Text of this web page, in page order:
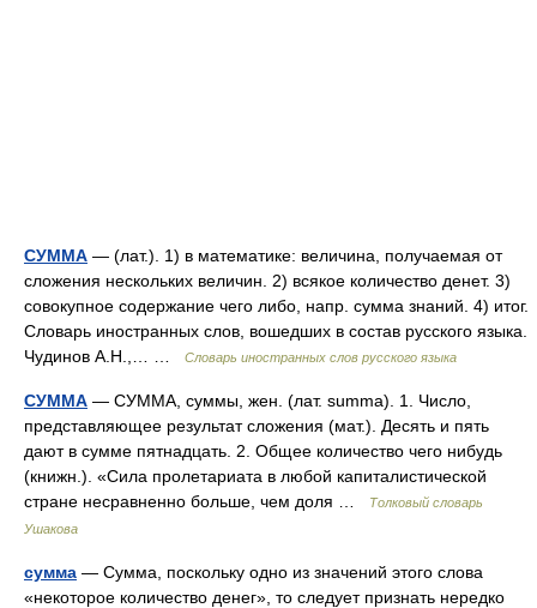
СУММА — (лат.). 1) в математике: величина, получаемая от
сложения нескольких величин. 2) всякое количество денет. 3)
совокупное содержание чего либо, напр. сумма знаний. 4) итог.
Словарь иностранных слов, вошедших в состав русского языка.
Чудинов А.Н.,… …
Словарь иностранных слов русского языка
СУММА — СУММА, суммы, жен. (лат. summa). 1. Число,
представляющее результат сложения (мат.). Десять и пять
дают в сумме пятнадцать. 2. Общее количество чего нибудь
(книжн.). «Сила пролетариата в любой капиталистической
стране несравненно больше, чем доля …
Толковый словарь
Ушакова
сумма — Сумма, поскольку одно из значений этого слова
«некоторое количество денег», то следует признать нередко